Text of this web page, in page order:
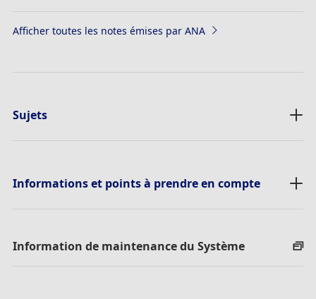
Afficher toutes les notes émises par ANA
Sujets
Informations et points à prendre en compte
Information de maintenance du Système